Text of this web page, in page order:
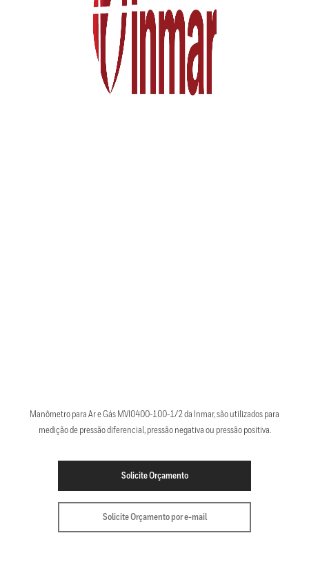
Manômetro para Ar e Gás MVI0400-100-1/2 da Inmar, são utilizados para
medição de pressão diferencial, pressão negativa ou pressão positiva.
Solicite Orçamento
Solicite Orçamento por e-mail